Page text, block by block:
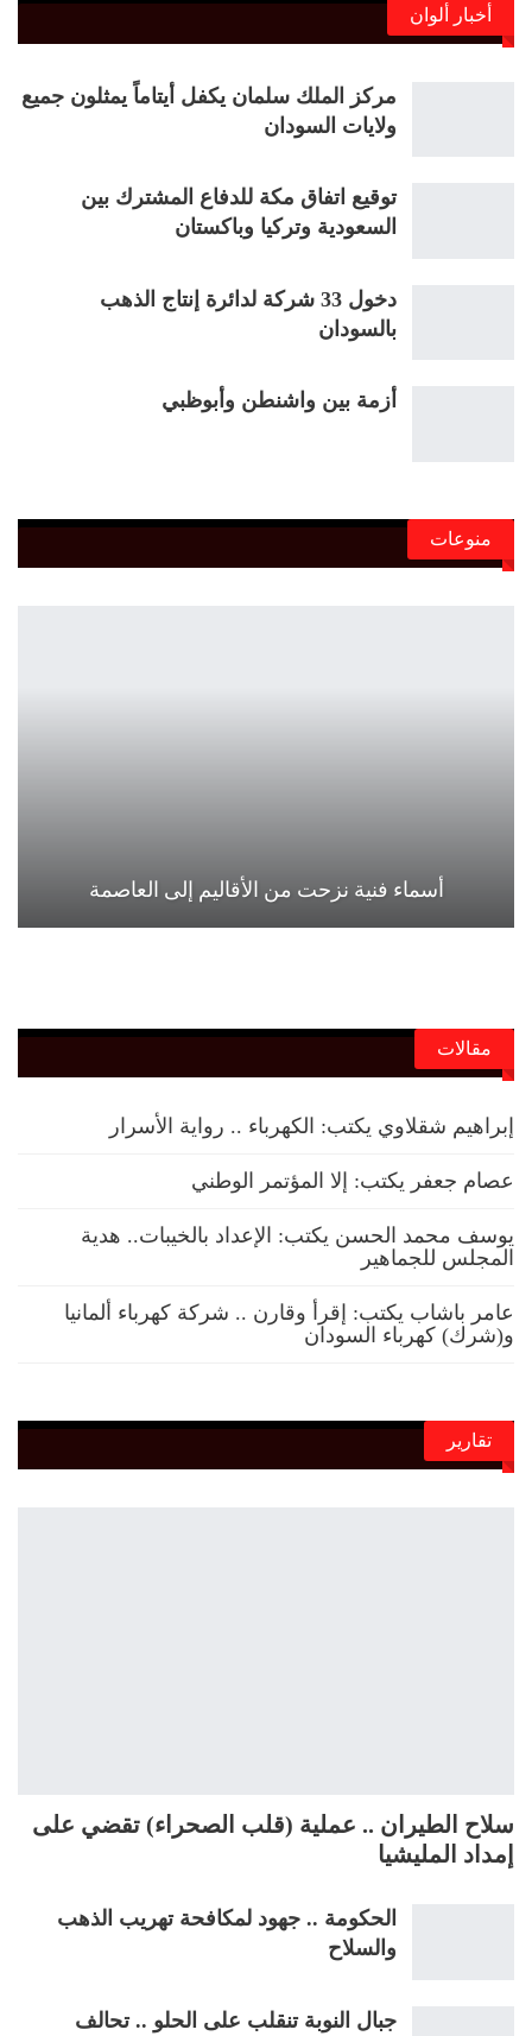
أخبار ألوان
مركز الملك سلمان يكفل أيتاماً يمثلون جميع
ولايات السودان
توقيع اتفاق مكة للدفاع المشترك بين
السعودية وتركيا وباكستان
دخول 33 شركة لدائرة إنتاج الذهب
بالسودان
أزمة بين واشنطن وأبوظبي
منوعات
أسماء فنية نزحت من الأقاليم إلى العاصمة
مقالات
إبراهيم شقلاوي يكتب: الكهرباء .. رواية الأسرار
عصام جعفر يكتب: إلا المؤتمر الوطني
يوسف محمد الحسن يكتب: الإعداد بالخيبات.. هدية
المجلس للجماهير
عامر باشاب يكتب: إقرأ وقارن .. شركة كهرباء ألمانيا
و(شرك) كهرباء السودان
تقارير
سلاح الطيران .. عملية (قلب الصحراء) تقضي على
إمداد المليشيا
الحكومة .. جهود لمكافحة تهريب الذهب
والسلاح
جبال النوبة تنقلب على الحلو .. تحالف